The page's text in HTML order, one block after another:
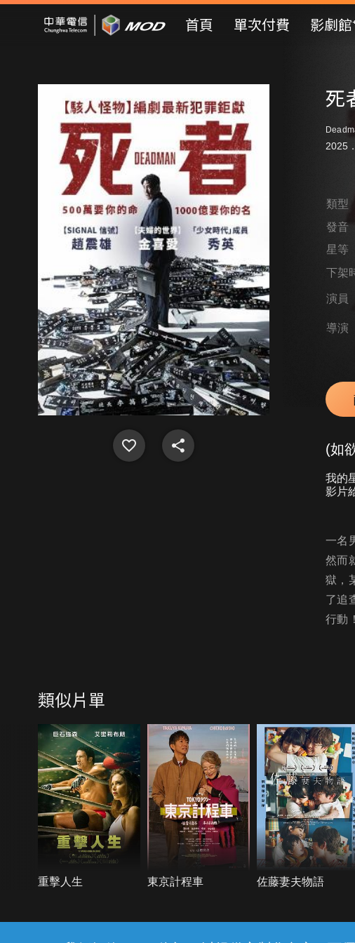
Mod Web
首頁 單次付費 影劇館
死
2025
類型
發音
星等
下架
演員
導演
(如
我的
影片
一名
然而
獄，
了追
行動！
類似片單
重擊人生 東京計程車 佐藤妻夫物語
客